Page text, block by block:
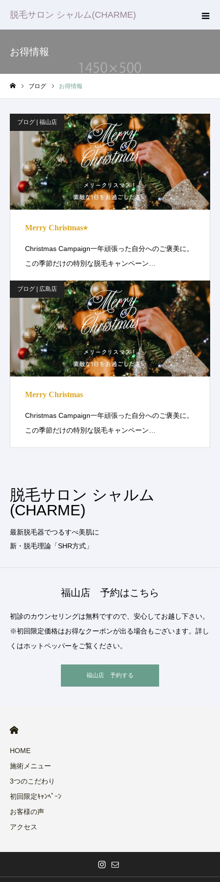
脱毛サロン シャルム(CHARME)
お得情報
ブログ お得情報
ブログ | 福山店
Merry Christmas⭐︎
Christmas Campaign一年頑張った自分へのご褒美に。
この季節だけの特別な脱毛キャンペーン…
ブログ | 広島店
Merry Christmas
Christmas Campaign一年頑張った自分へのご褒美に。
この季節だけの特別な脱毛キャンペーン…
脱毛サロン シャルム
(CHARME)
最新脱毛器でつるすべ美肌に
新・脱毛理論「SHR方式」
福山店 予約はこちら
初診のカウンセリングは無料ですので、安心してお越し下さい。
※初回限定価格はお得なクーポンが出る場合もございます。詳し
くはホットペッパーをご覧ください。
福山店 予約する
HOME
施術メニュー
3つのこだわり
初回限定ｷｬﾝﾍﾟｰﾝ
お客様の声
アクセス